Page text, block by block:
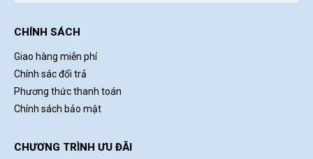
CHÍNH SÁCH
Giao hàng miễn phí
Chính sác đổi trả
Phương thức thanh toán
Chính sách bảo mật
CHƯƠNG TRÌNH ƯU ĐÃI